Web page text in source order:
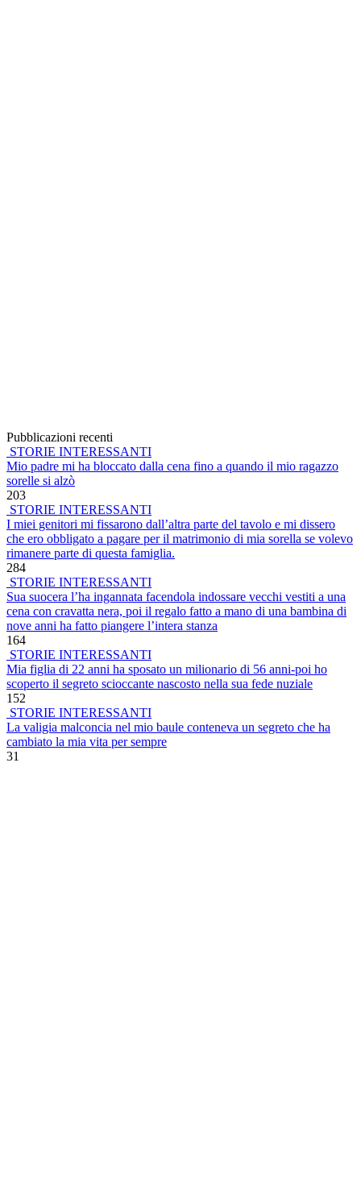
Pubblicazioni recenti
STORIE INTERESSANTI
Mio padre mi ha bloccato dalla cena fino a quando il mio ragazzo
sorelle si alzò
203
STORIE INTERESSANTI
I miei genitori mi fissarono dall’altra parte del tavolo e mi dissero
che ero obbligato a pagare per il matrimonio di mia sorella se volevo
rimanere parte di questa famiglia.
284
STORIE INTERESSANTI
Sua suocera l’ha ingannata facendola indossare vecchi vestiti a una
cena con cravatta nera, poi il regalo fatto a mano di una bambina di
nove anni ha fatto piangere l’intera stanza
164
STORIE INTERESSANTI
Mia figlia di 22 anni ha sposato un milionario di 56 anni-poi ho
scoperto il segreto scioccante nascosto nella sua fede nuziale
152
STORIE INTERESSANTI
La valigia malconcia nel mio baule conteneva un segreto che ha
cambiato la mia vita per sempre
31